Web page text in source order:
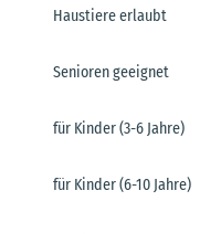
Haustiere erlaubt
Senioren geeignet
für Kinder (3-6 Jahre)
für Kinder (6-10 Jahre)